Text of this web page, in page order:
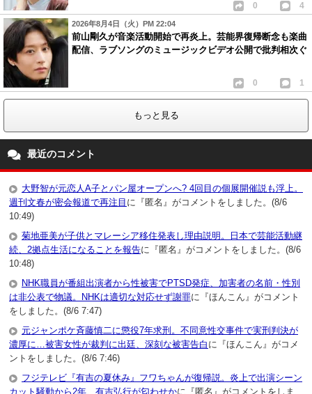
0 4
2026年8月4日（火）PM 22:04
前山剛久が音楽活動開始で再炎上。芸能界復帰断念も楽曲
配信、ラブソングのミュージックビデオ公開で批判相次ぐ
0 1
もっと見る
最近のコメント
大野智が元恋人A子とパン屋オープンへ? 4回目の個展開催説も浮上。
週刊文春が密会報道で再注目 に『匿名』がコメントをしました。(8/6
10:49)
菊地亜美が子供とマレーシア移住発表し理由説明。日本で芸能活動継
続、2拠点生活になることを報告に『匿名』がコメントをしました。(8/6
10:48)
NHK職員が番組出演者から性被害でPTSD発症、加害者の名前・性別
は非公表で物議。NHKは適切な対応せず謝罪に『ほんこん』がコメント
をしました。(8/6 7:47)
元ジャンポケ斉藤慎二に懲役7年求刑。不同意性交事件で実刑判決が
濃厚に…被害女性が裁判に出廷、深刻な被害告白 に『ほんこん』がコメ
ントをしました。(8/6 7:46)
フジテレビ『有吉の夏休み』フワちゃんが復帰説。炎上で出演シーン
カット騒動から2年、有吉弘行が匂わせかに『匿名』がコメントをしま